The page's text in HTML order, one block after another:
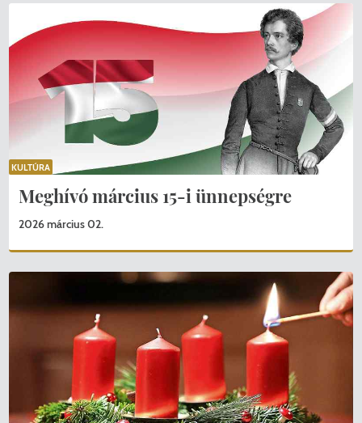
Meghívó március 15-i ünnepségre
2026 március 02.
KULTÚRA